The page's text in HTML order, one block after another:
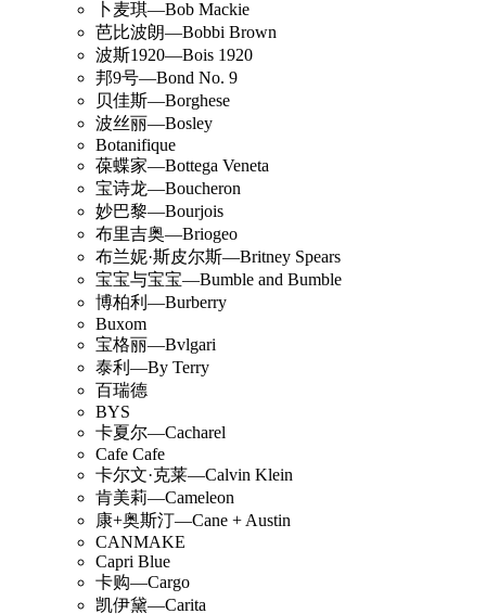
卜麦琪—Bob Mackie
芭比波朗—Bobbi Brown
波斯1920—Bois 1920
邦9号—Bond No. 9
贝佳斯—Borghese
波丝丽—Bosley
Botanifique
葆蝶家—Bottega Veneta
宝诗龙—Boucheron
妙巴黎—Bourjois
布里吉奥—Briogeo
布兰妮·斯皮尔斯—Britney Spears
宝宝与宝宝—Bumble and Bumble
博柏利—Burberry
Buxom
宝格丽—Bvlgari
泰利—By Terry
百瑞德
BYS
卡夏尔—Cacharel
Cafe Cafe
卡尔文·克莱—Calvin Klein
肯美莉—Cameleon
康+奥斯汀—Cane + Austin
CANMAKE
Capri Blue
卡购—Cargo
凯伊黛—Carita